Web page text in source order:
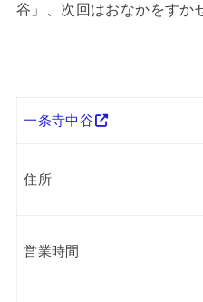
谷」、次回はおなかをすか
一条寺中谷
住所
営業時間